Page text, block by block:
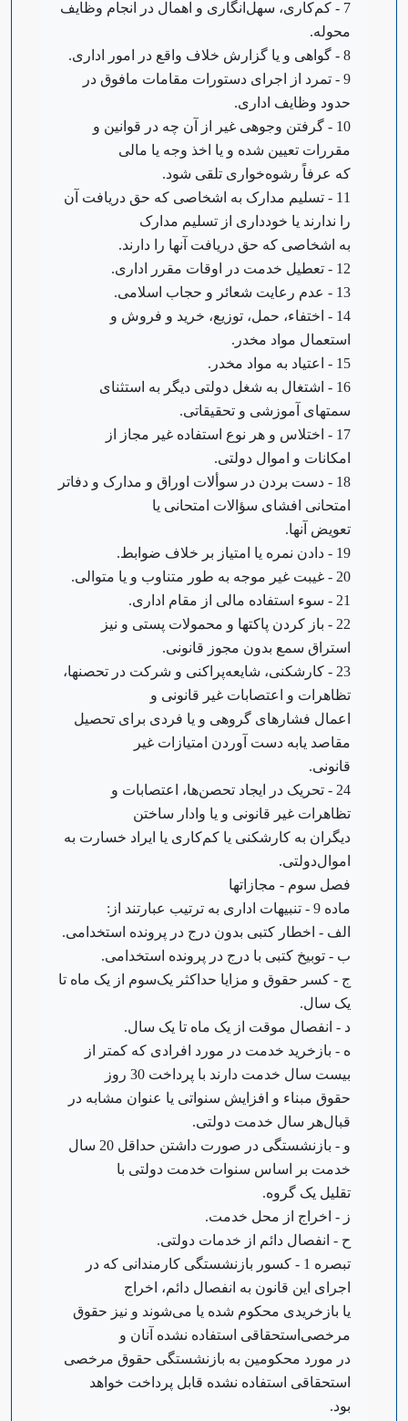
7 - کم‌کاری، سهل‌انگاری و اهمال در انجام وظایف
محوله.
8 - گواهی و یا گزارش خلاف واقع در امور اداری.
9 - تمرد از اجرای دستورات مقامات مافوق در
حدود وظایف اداری.
10 - گرفتن وجوهی غیر از آن چه در قوانین و
مقررات تعیین شده و یا اخذ وجه یا مالی
که عرفاً رشوه‌خواری تلقی شود.
11 - تسلیم مدارک به اشخاصی که حق دریافت آن
را ندارند یا خودداری از تسلیم مدارک
به اشخاصی که حق دریافت آنها را دارند.
12 - تعطیل خدمت در اوقات مقرر اداری.
13 - عدم رعایت شعائر و حجاب اسلامی.
14 - اختفاء، حمل، توزیع، خرید و فروش و
استعمال مواد مخدر.
15 - اعتیاد به مواد مخدر.
16 - اشتغال به شغل دولتی دیگر به استثنای
سمتهای آموزشی و تحقیقاتی.
17 - اختلاس و هر نوع استفاده غیر مجاز از
امکانات و اموال دولتی.
18 - دست بردن در سوألات اوراق و مدارک و دفاتر
امتحانی افشای سؤالات امتحانی یا
تعویض آنها.
19 - دادن نمره یا امتیاز بر خلاف ضوابط.
20 - غیبت غیر موجه به طور متناوب و یا متوالی.
21 - سوء استفاده مالی از مقام اداری.
22 - باز کردن پاکتها و محمولات پستی و نیز
استراق سمع بدون مجوز قانونی.
23 - کارشکنی، شایعه‌پراکنی و شرکت در تحصنها،
تظاهرات و اعتصابات غیر قانونی و
اعمال فشارهای گروهی و یا فردی برای تحصیل
مقاصد یا‌به دست آوردن امتیازات غیر
قانونی.
24 - تحریک در ایجاد تحصن‌ها، اعتصابات و
تظاهرات غیر قانونی و یا وادار ساختن
دیگران به کارشکنی یا کم‌کاری یا ایراد خسارت به
اموال‌دولتی.
‌فصل سوم - مجازاتها
‌ماده 9 - تنبیهات اداری به ترتیب عبارتند از:
‌الف - اخطار کتبی بدون درج در پرونده استخدامی.
ب - توبیخ کتبی با درج در پرونده استخدامی.
ج - کسر حقوق و مزایا حداکثر یک‌سوم از یک ماه تا
یک سال.
‌د - انفصال موقت از یک ماه تا یک سال.
ه - بازخرید خدمت در مورد افرادی که کمتر از
بیست سال خدمت دارند با پرداخت 30 روز
حقوق مبناء و افزایش سنواتی یا عنوان مشابه در
قبال‌هر سال خدمت دولتی.
‌و - بازنشستگی در صورت داشتن حداقل 20 سال
خدمت بر اساس سنوات خدمت دولتی با
تقلیل یک گروه.
‌ز - اخراج از محل خدمت.
ح - انفصال دائم از خدمات دولتی.
‌تبصره 1 - کسور بازنشستگی کارمندانی که در
اجرای این قانون به انفصال دائم، اخراج
یا بازخریدی محکوم شده یا می‌شوند و نیز حقوق
مرخصی‌استحقاقی استفاده نشده آنان و
در مورد محکومین به بازنشستگی حقوق مرخصی
استحقاقی استفاده نشده قابل پرداخت خواهد
بود.